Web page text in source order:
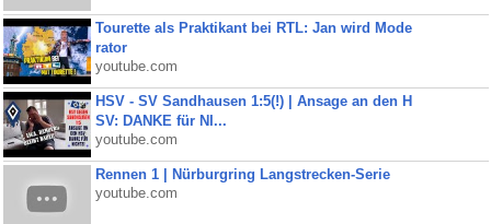
Tourette als Praktikant bei RTL: Jan wird Mode
rator
youtube.com
HSV - SV Sandhausen 1:5(!) | Ansage an den H
SV: DANKE für NI...
youtube.com
Rennen 1 | Nürburgring Langstrecken-Serie
youtube.com